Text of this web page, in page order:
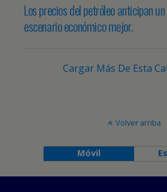
Los precios del petróleo anticipan un
escenario económico mejor.
Cargar Más De Esta
Volver arriba
Móvil